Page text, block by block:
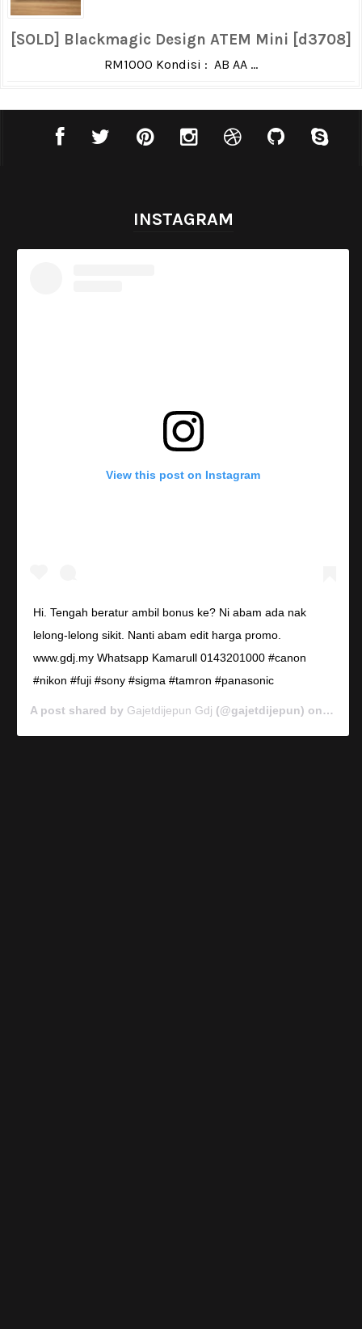
[SOLD] Blackmagic Design ATEM Mini [d3708]
RM1000 Kondisi : AB AA ...
INSTAGRAM
View this post on Instagram
Hi. Tengah beratur ambil bonus ke? Ni abam ada nak
lelong-lelong sikit. Nanti abam edit harga promo.
www.gdj.my Whatsapp Kamarull 0143201000 #canon
#nikon #fuji #sony #sigma #tamron #panasonic
A post shared by Gajetdijepun Gdj (@gajetdijepun) on Jan 7,